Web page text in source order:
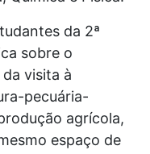
da 2ª
sobre o
visita à
pecuária-
agrícola,
espaço de